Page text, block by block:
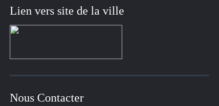
Lien vers site de la ville
Nous Contacter